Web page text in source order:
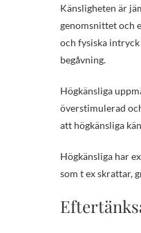
Känsligheten är
genomsnittet och
och fysiska
begåvning.
Högkänsliga
överstimulerad
att högkänsliga
Högkänsliga har
som t ex skrattar,